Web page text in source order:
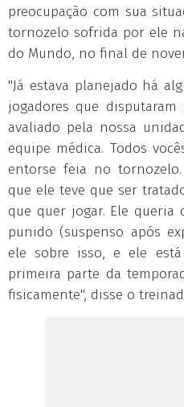
preocupação com sua
tornozelo sofrida por ele
do Mundo, no final de
"Já estava planejado há
jogadores que
avaliado pela nossa
equipe médica. Todos
entorse feia no
que ele teve que ser
que quer jogar. Ele
punido (suspenso após
ele sobre isso, e ele
primeira parte da
fisicamente", disse o